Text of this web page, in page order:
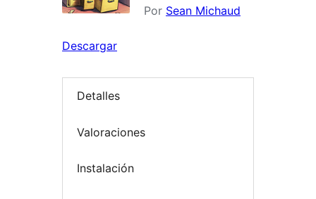
Por Sean Michaud
Descargar
Detalles
Valoraciones
Instalación